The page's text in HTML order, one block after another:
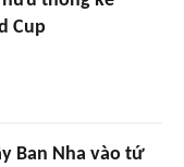
Cup
Ban Nha vào tứ